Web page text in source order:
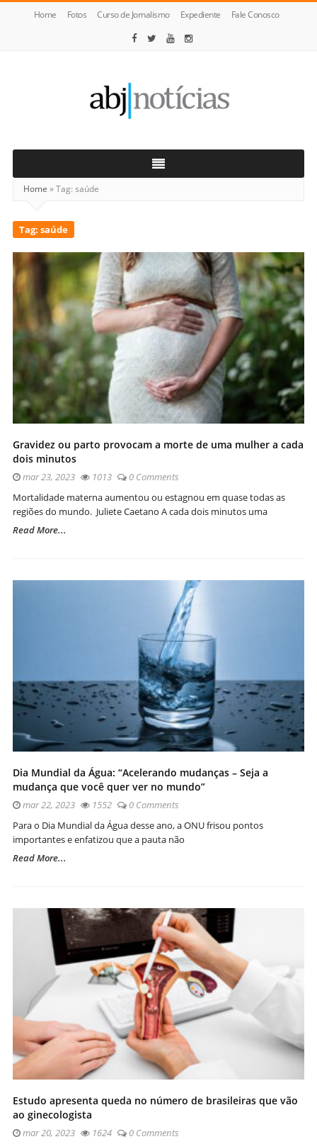
Home Fotos Curso de Jornalismo Expediente Fale Conosco
Notícias
Home »Tag: saúde
Tag: saúde
Gravidez ou parto provocam a morte de uma mulher a cada
dois minutos
mar 23, 2023 1013
0 Comments
Mortalidade materna aumentou ou estagnou em quase todas as
regiões do mundo. Juliete Caetano A cada dois minutos uma
Read More...
Dia Mundial da Água: “Acelerando mudanças – Seja a
mudança que você quer ver no mundo”
mar 22, 2023 1552
0 Comments
Para o Dia Mundial da Água desse ano, a ONU frisou pontos
importantes e enfatizou que a pauta não
Read More...
Estudo apresenta queda no número de brasileiras que vão
ao ginecologista
mar 20, 2023 1624
0 Comments